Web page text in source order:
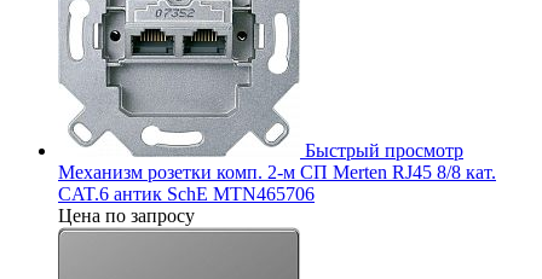
Быстрый просмотр
Механизм розетки комп. 2-м СП Merten RJ45 8/8 кат.
CAT.6 антик SchE MTN465706
Цена по запросу